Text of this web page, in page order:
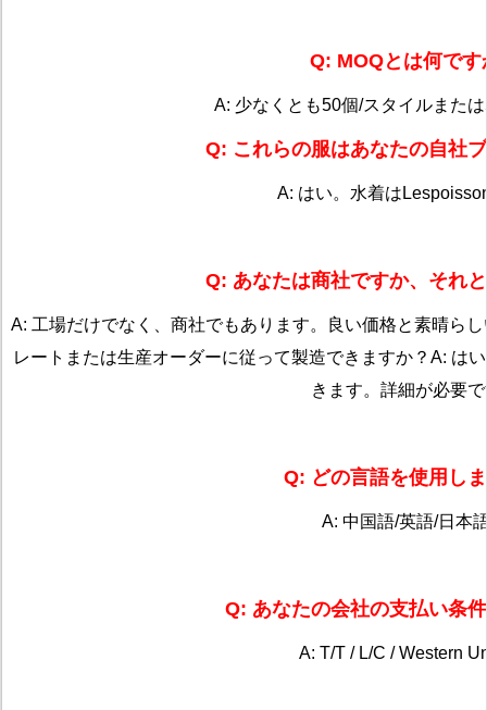
Q: MOQとは何です
A: 少なくとも50個/スタイルまた
Q: これらの服はあなたの自社
A: はい。水着は
Q: あなたは商社ですか、それ
A: 工場だけでなく、商社でもあります。良い価格と素晴ら
レートまたは生産オーダーに従って製造できますか？ A: は
きます。詳細が必要
Q: どの言語を使用し
A: 中国語/英語/日本
Q: あなたの会社の支払い条
A: T/T / L/C / Western